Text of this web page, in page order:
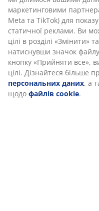
Відгуки
(6)
Доставка